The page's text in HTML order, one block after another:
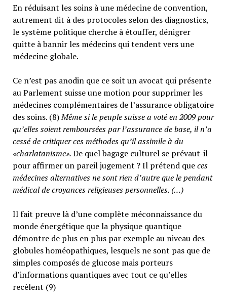
En réduisant les soins à une médecine de convention,
autrement dit à des protocoles selon des diagnostics,
le système politique cherche à étouffer, dénigrer
quitte à bannir les médecins qui tendent vers une
médecine globale.
Ce n’est pas anodin que ce soit un avocat qui présente
au Parlement suisse une motion pour supprimer les
médecines complémentaires de l’assurance obligatoire
des soins. (8)Même si le peuple suisse a voté en 2009 pour
qu’elles soient remboursées par l’assurance de base, il n’a
cessé de critiquer ces méthodes qu’il assimile à du
«charlatanisme».De quel bagage culturel se prévaut-il
pour affirmer un pareil jugement ? Il prétend queces
médecines alternatives ne sont rien d’autre que le pendant
médical de croyances religieuses personnelles. (…)
Il fait preuve là d’une complète méconnaissance du
monde énergétique que la physique quantique
démontre de plus en plus par exemple au niveau des
globules homéopathiques, lesquels ne sont pas que de
simples composés de glucose mais porteurs
d’informations quantiques avec tout ce qu’elles
recèlent (9)